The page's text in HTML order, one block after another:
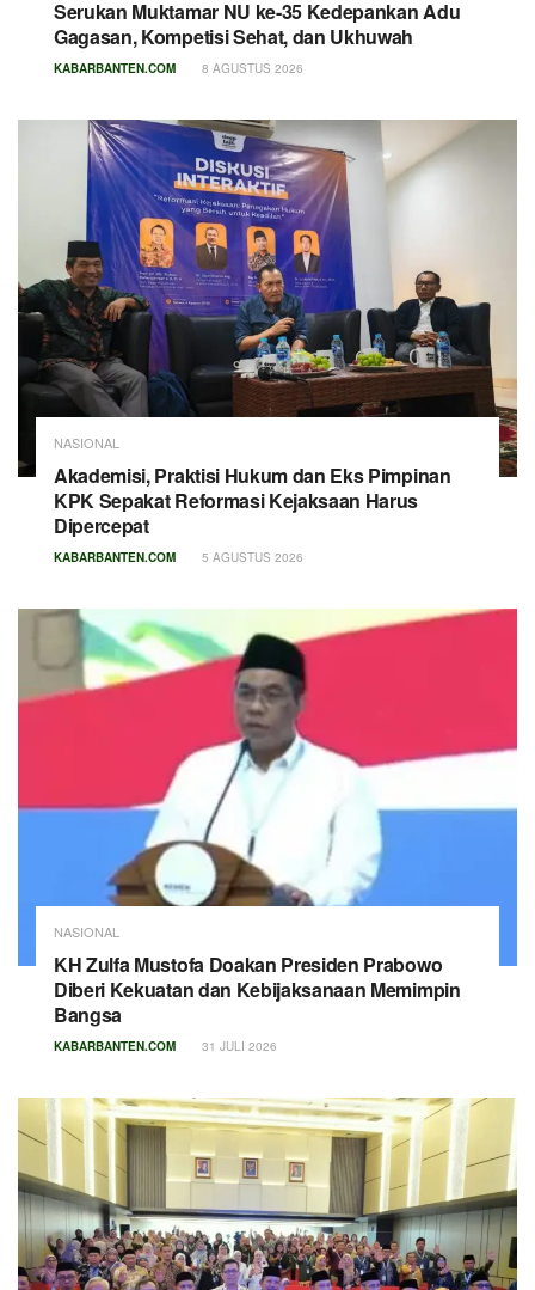
Serukan Muktamar NU ke-35 Kedepankan Adu
Gagasan, Kompetisi Sehat, dan Ukhuwah
KABARBANTEN.COM 8 AGUSTUS 2026
NASIONAL
Akademisi, Praktisi Hukum dan Eks Pimpinan
KPK Sepakat Reformasi Kejaksaan Harus
Dipercepat
KABARBANTEN.COM 5 AGUSTUS 2026
NASIONAL
KH Zulfa Mustofa Doakan Presiden Prabowo
Diberi Kekuatan dan Kebijaksanaan Memimpin
Bangsa
KABARBANTEN.COM 31 JULI 2026